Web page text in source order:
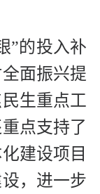
”的投入补
面振兴提
生重点工
点支持了
建设项目
，进一步